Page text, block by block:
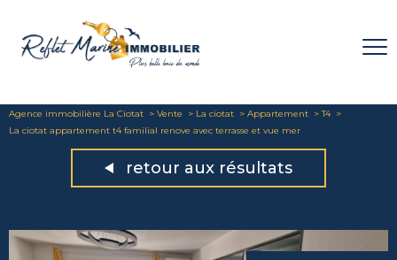
Agence immobilière La Ciotat Vente La ciotat Appartement
T4
La ciotat appartement t4 familial renove avec terrasse et vue mer
retour aux résultats